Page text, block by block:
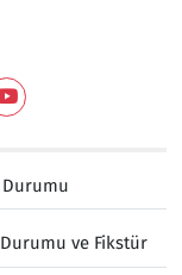
Durumu
ve Fikstür